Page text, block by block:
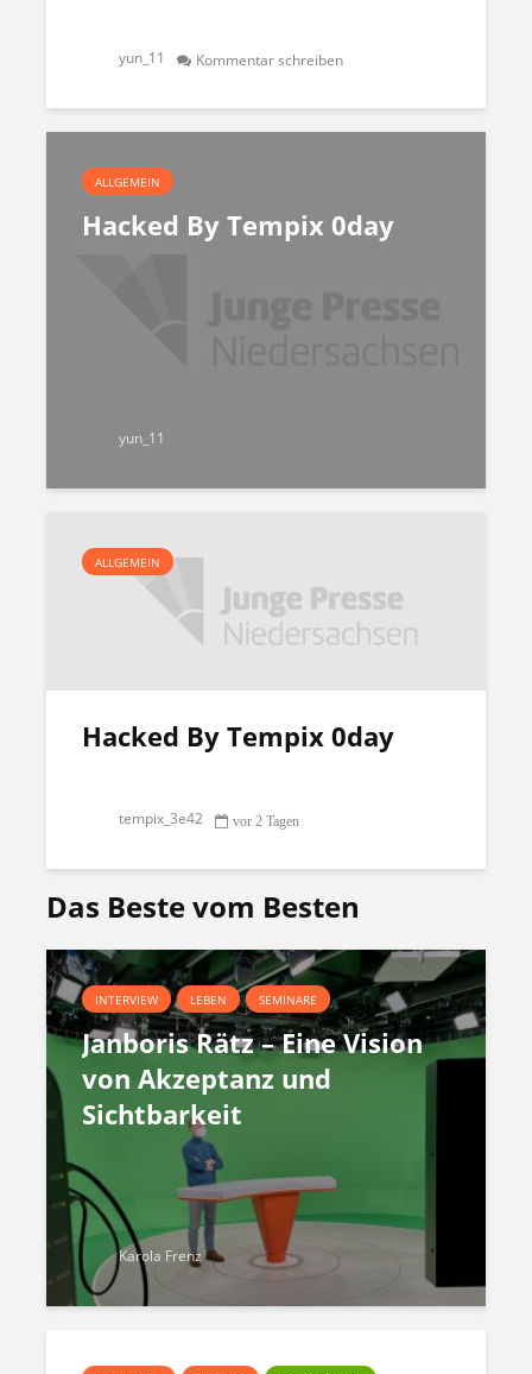
yun_11 Kommentar schreiben
ALLGEMEIN
Hacked By Tempix 0day
yun_11
ALLGEMEIN
Hacked By Tempix 0day
tempix_3e42 vor 2 Tagen
Das Beste vom Besten
INTERVIEW LEBEN SEMINARE
Janboris Rätz – Eine Vision
von Akzeptanz und
Sichtbarkeit
Karola Frenz